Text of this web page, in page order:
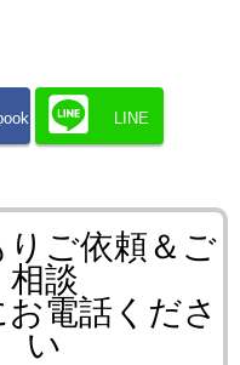
LINE
りご依頼＆ご
相談
電話くださ
い